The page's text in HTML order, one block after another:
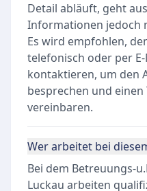
Detail abläuft, geht
Informationen jedoch
Es wird empfohlen,
telefonisch oder per
kontaktieren, um den
besprechen und einen
vereinbaren.
Wer arbeitet bei
Bei dem Betreuungs-
Luckau arbeiten